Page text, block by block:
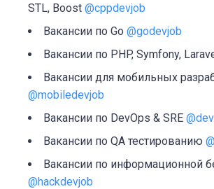
STL, Boost @cppdevjob
Вакансии по Go @godevjob
Вакансии по PHP, Symfony,
Вакансии для мобильных
@mobiledevjob
Вакансии по DevOps & SRE
Вакансии по QA тестированию
Вакансии по информационной
@hackdevjob